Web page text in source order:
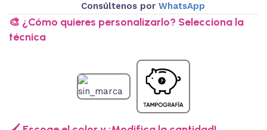
Consúltenos por WhatsApp
🎨 ¿Cómo quieres personalizarlo? Selecciona la
técnica